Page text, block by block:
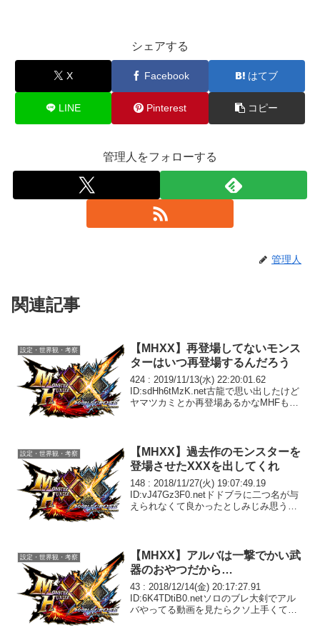
シェアする
X Facebook はてブ
LINE Pinterest コピー
管理人をフォローする
管理人
関連記事
設定・世界観・考察
【MHXX】再登場してないモンス
ターはいつ再登場するんだろう
424 : 2019/11/13(水) 22:20:01.62
ID:sdHh6tMzK.net古龍で思い出したけど
ヤマツカミとか再登場あるかなMHFもも
設定・世界観・考察
【MHXX】過去作のモンスターを
登場させたXXXを出してくれ
148 : 2018/11/27(火) 19:07:49.19
ID:vJ47Gz3F0.netドドブラに二つ名が与
えられなくて良かったとしみじみ思う今
設定・世界観・考察
【MHXX】アルバは一撃でかい武
器のおやつだから…
43 : 2018/12/14(金) 20:17:27.91
ID:6K4TDtiB0.netソロのブレ大剣でアル
バやってる動画を見たらクソ上手くてび